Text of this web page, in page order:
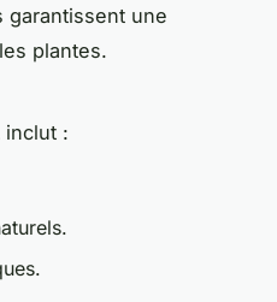
garantissent une
plantes.
inclut :